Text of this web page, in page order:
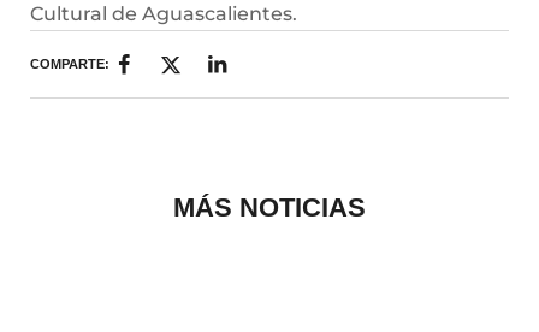
Cultural de Aguascalientes.
COMPARTE:
MÁS NOTICIAS